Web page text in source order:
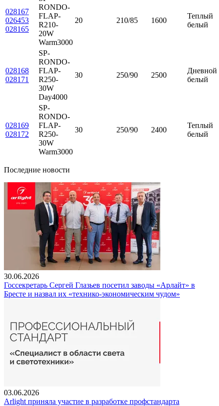
028167
026453
028165
RONDO-
FLAP-
R210-
20W
Warm3000
20 210/85 1600
Теплый
белый
028168
028171
SP-
RONDO-
FLAP-
R250-
30W
Day4000
30 250/90 2500
Дневной
белый
028169
028172
SP-
RONDO-
FLAP-
R250-
30W
Warm3000
30 250/90 2400
Теплый
белый
Последние новости
30.06.2026
Госсекретарь Сергей Глазьев посетил заводы «Арлайт» в
Бресте и назвал их «технико-экономическим чудом»
03.06.2026
Arlight приняла участие в разработке профстандарта